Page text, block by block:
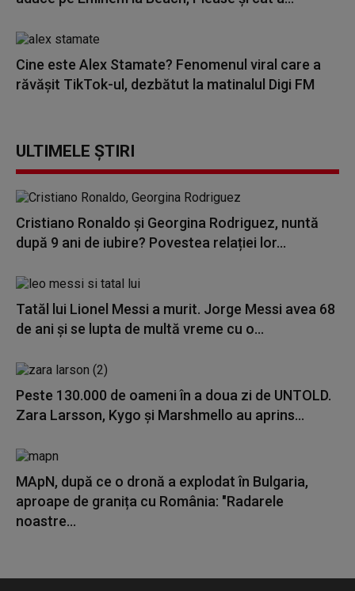
Cine este Alex Stamate? Fenomenul viral care a
răvășit TikTok-ul, dezbătut la matinalul Digi FM
ULTIMELE ȘTIRI
Cristiano Ronaldo și Georgina Rodriguez, nuntă
după 9 ani de iubire? Povestea relației lor...
Tatăl lui Lionel Messi a murit. Jorge Messi avea 68
de ani și se lupta de multă vreme cu o...
Peste 130.000 de oameni în a doua zi de UNTOLD.
Zara Larsson, Kygo și Marshmello au aprins...
MApN, după ce o dronă a explodat în Bulgaria,
aproape de granița cu România: "Radarele
noastre...